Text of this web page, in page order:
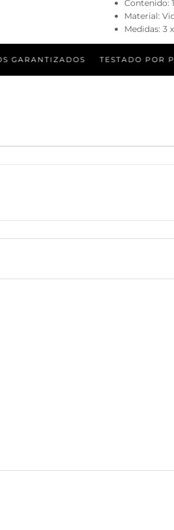
Contenido:
Material:
Medidas: 3
TESTADO POR